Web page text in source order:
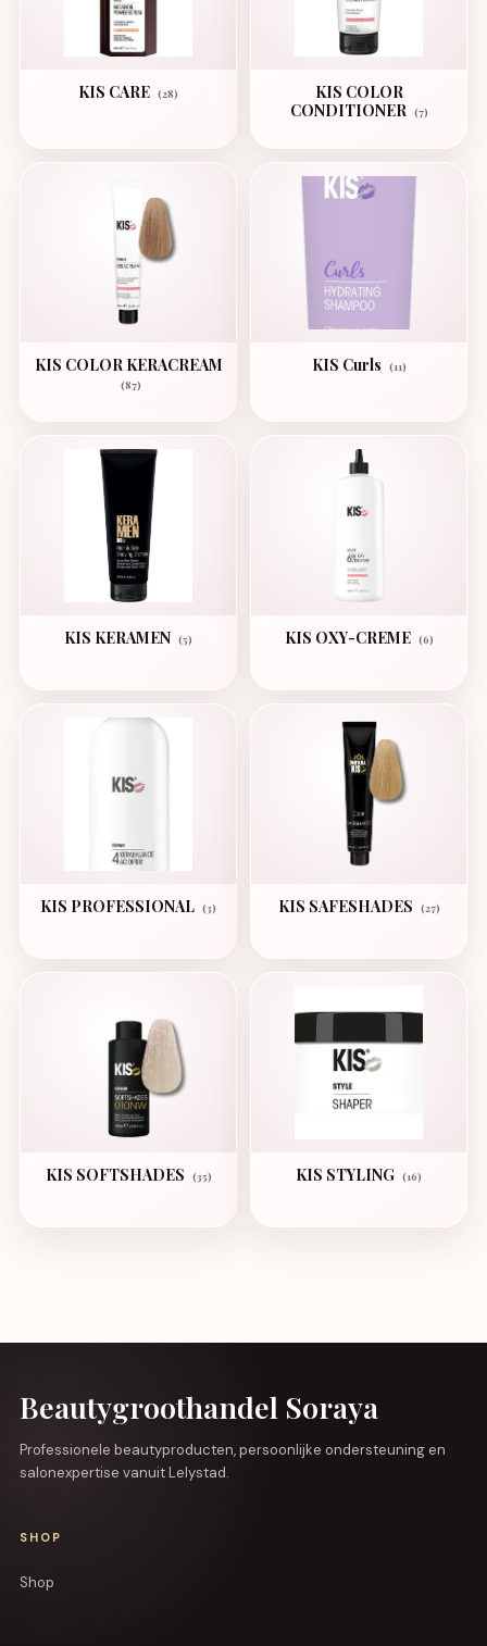
KIS CARE (28)
KIS COLOR
CONDITIONER
(7)
KIS COLOR KERACREAM
(87)
KIS Curls (11)
KIS KERAMEN (5) KIS OXY-CREME (6)
KIS PROFESSIONAL (3) KIS SAFESHADES (27)
KIS SOFTSHADES (35) KIS STYLING (16)
Beautygroothandel Soraya
Professionele beautyproducten, persoonlijke ondersteuning en
salonexpertise vanuit Lelystad.
SHOP
Shop